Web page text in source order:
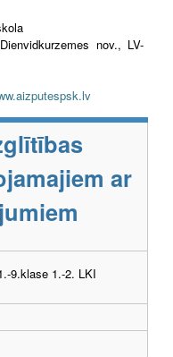
nov., LV-
ar
9.klase 1.-2. LKI